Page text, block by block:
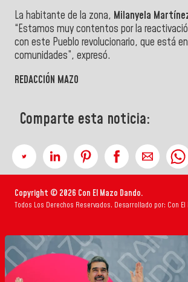
La habitante de la zona, Milanyela
“Estamos muy contentos por la
con este Pueblo revolucionario, que está
comunidades”, expresó.
REDACCIÓN MAZO
Comparte esta noticia:
Copyright © 2026 Con El Mazo Dando.
Todos Los Derechos Reservados. Desarrollado por: Con El